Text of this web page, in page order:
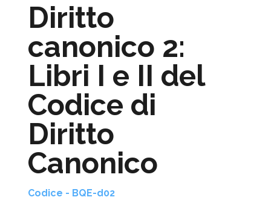
Diritto
canonico 2:
Libri I e II del
Codice di
Diritto
Canonico
Codice - BQE-d02